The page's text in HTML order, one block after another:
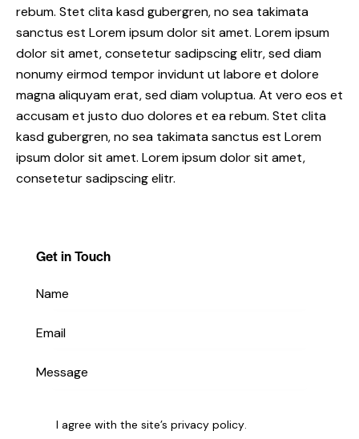
rebum. Stet clita kasd gubergren, no sea takimata
sanctus est Lorem ipsum dolor sit amet. Lorem ipsum
dolor sit amet, consetetur sadipscing elitr, sed diam
nonumy eirmod tempor invidunt ut labore et dolore
magna aliquyam erat, sed diam voluptua. At vero eos et
accusam et justo duo dolores et ea rebum. Stet clita
kasd gubergren, no sea takimata sanctus est Lorem
ipsum dolor sit amet. Lorem ipsum dolor sit amet,
consetetur sadipscing elitr.
Get in Touch
I agree with the site’sprivacy policy.